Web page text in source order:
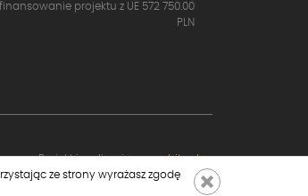
projektu z UE 572 750.00
PLN
Projekt i realizacja:moonbite.pl
ze strony wyrażasz zgodę